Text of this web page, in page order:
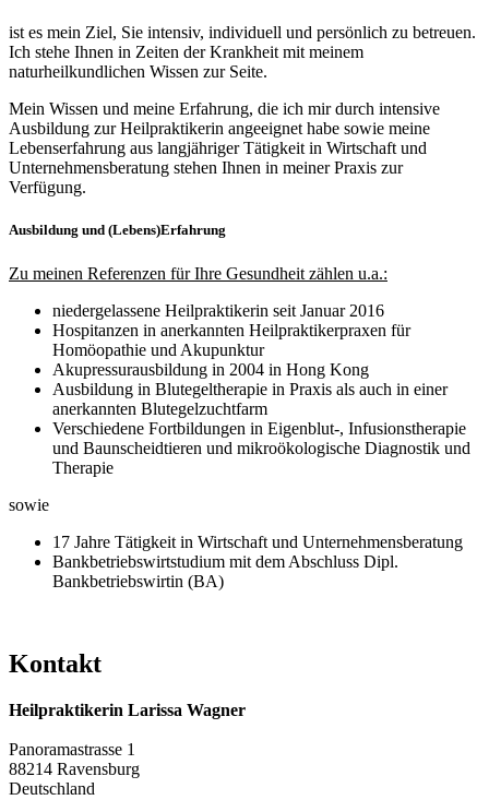
ist es mein Ziel, Sie intensiv, individuell und persönlich zu betreuen.
Ich stehe Ihnen in Zeiten der Krankheit mit meinem
naturheilkundlichen Wissen zur Seite.
Mein Wissen und meine Erfahrung, die ich mir durch intensive
Ausbildung zur Heilpraktikerin angeeignet habe sowie meine
Lebenserfahrung aus langjähriger Tätigkeit in Wirtschaft und
Unternehmensberatung stehen Ihnen in meiner Praxis zur
Verfügung.
Ausbildung und (Lebens)Erfahrung
Zu meinen Referenzen für Ihre Gesundheit zählen u.a.:
niedergelassene Heilpraktikerin seit Januar 2016
Hospitanzen in anerkannten Heilpraktikerpraxen für
Homöopathie und Akupunktur
Akupressurausbildung in 2004 in Hong Kong
Ausbildung in Blutegeltherapie in Praxis als auch in einer
anerkannten Blutegelzuchtfarm
Verschiedene Fortbildungen in Eigenblut-, Infusionstherapie
und Baunscheidtieren und mikroökologische Diagnostik und
Therapie
sowie
17 Jahre Tätigkeit in Wirtschaft und Unternehmensberatung
Bankbetriebswirtstudium mit dem Abschluss Dipl.
Bankbetriebswirtin (BA)
Kontakt
Heilpraktikerin Larissa Wagner
Panoramastrasse 1
88214 Ravensburg
Deutschland